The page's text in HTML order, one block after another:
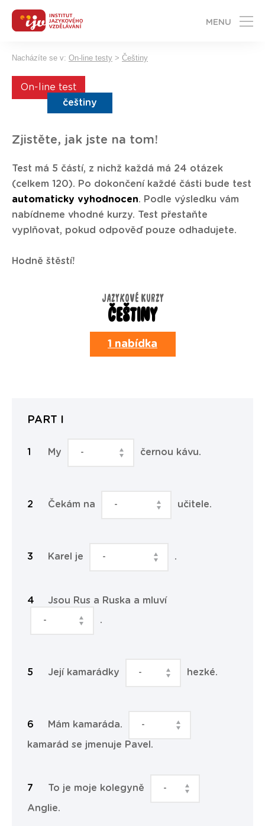
MENU
Nacházíte se v: On-line testy > Češtiny
On-line test
češtiny
Zjistěte, jak jste na tom!
Test má 5 částí, z nichž každá má 24 otázek
(celkem 120). Po dokončení každé části bude test
automaticky vyhodnocen. Podle výsledku vám
nabídneme vhodné kurzy. Test přestaňte
vyplňovat, pokud odpověď pouze odhadujete.
Hodně štěstí!
JAZYKOVÉ KURZY
ČEŠTINY
1 nabídka
PART I
My černou kávu.
Čekám na učitele.
Karel je .
Jsou Rus a Ruska a mluví
.
Její kamarádky hezké.
Mám kamaráda.
kamarád se jmenuje Pavel.
To je moje kolegyně
Anglie.